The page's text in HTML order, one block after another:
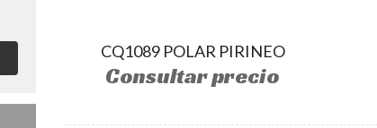
CQ1089 POLAR PIRINEO
Consultar precio